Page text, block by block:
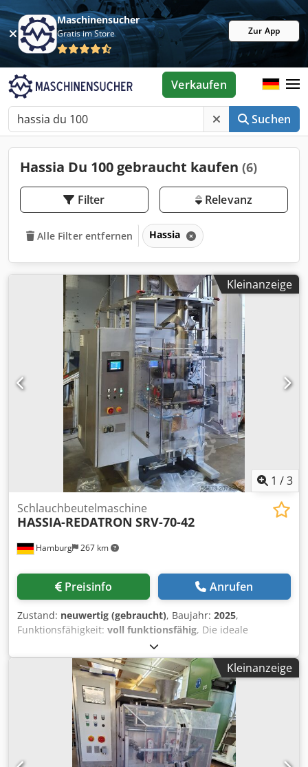
Maschinensucher
Gratis im Store Zur App
Suchen
Verkaufen
Hassia Du 100 gebraucht kaufen (6)
Filter Relevanz
Alle Filter entfernen Hassia
Kleinanzeige
1 /3
Hamburg 267 km
Schlauchbeutelmaschine
HASSIA-REDATRON SRV-70-42
Preisinfo Anrufen
Zustand: neuwertig (gebraucht), Baujahr: 2025,
Funktionsfähigkeit: voll funktionsfähig, Die ideale
hochflexible Verpackungsmaschine (Volumen bis 60Liter).
Top Zustand und kann sofort loslegen. Impulsschweissung
fuer PE-Folien, auf Wunsch auch Heißsiegelbacken für
OPP-Folien. Beutelbreiten bis 420(optional 550mm) und
Beutellaengen bis 800mm. Maschine ist in sehr guten
Zustand. Steuerung über Touch-Screen Bedienterminal
mit Rezepturverwaltung. Wenn gewünscht sind wir gern
bei der Inbetriebnahme behilflich. Wir können außerdem
die Versorgung mit Ersatzteilen langfristig gewährleisten
Kleinanzeige